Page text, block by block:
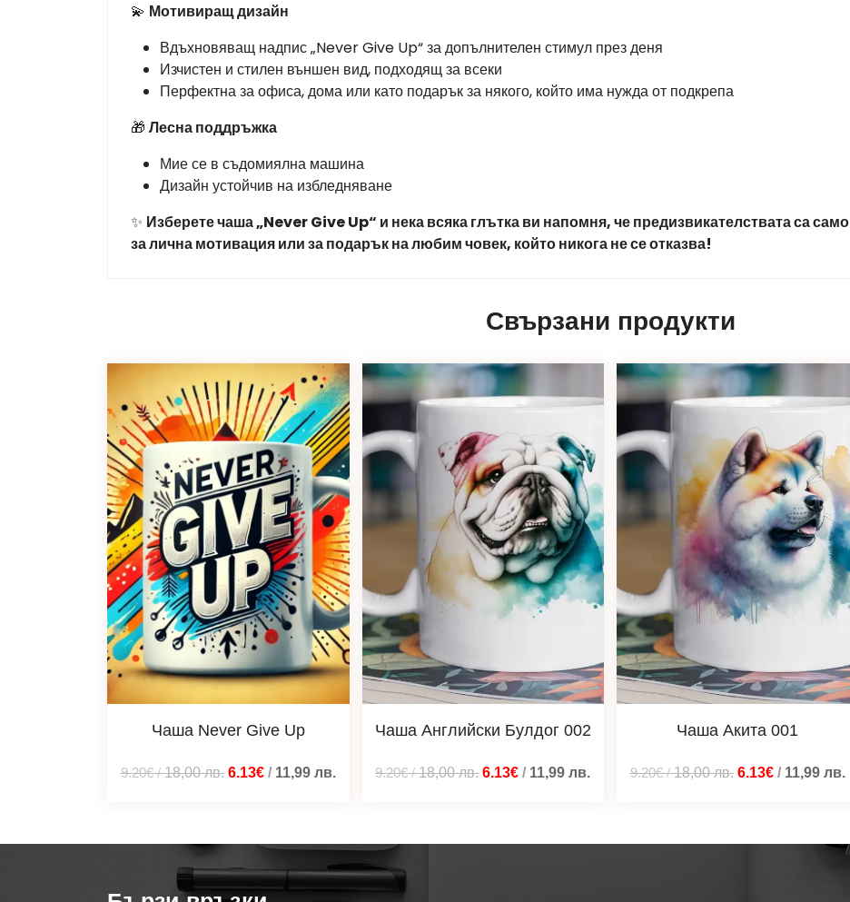
💫 Мотивиращ дизайн
Вдъхновяващ надпис „Never Give Up“ за допълнителен стимул през деня
Изчистен и стилен външен вид, подходящ за всеки
Перфектна за офиса, дома или като подарък за някого, който има нужда от подкрепа
🎁 Лесна поддръжка
Мие се в съдомиялна машина
Дизайн устойчив на избледняване
✨ Изберете чаша „Never Give Up“ и нека всяка глътка ви напомня, че предизвикателствата са
за лична мотивация или за подарък на любим човек, който никога не се отказва!
Свързани продукти
Чаша Never Give Up
9.20€/18,00лв. 6.13€/ 11,99 лв.
Чаша Английски Булдог 002
9.20€/18,00лв. 6.13€ / 11,99лв.
Чаша Акита 001
9.20€/18,00лв. 6.13€/ 11,99 лв.